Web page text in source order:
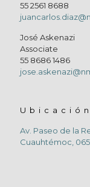
55 2561 8688
José Askenazi
Associate
55 8686 1486
Ubicación
Av. Paseo de la
Cuauhtémoc,